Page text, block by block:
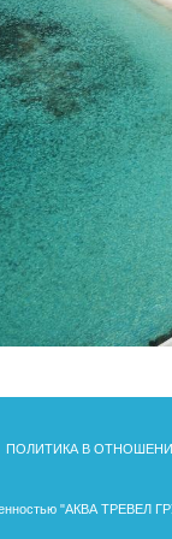
ПОЛИТИКА В
"АКВА ТРЕВЕЛ